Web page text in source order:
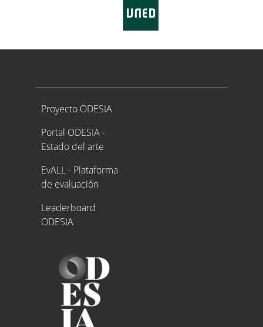
Proyecto ODESIA
Proyecto ODESIA
Portal ODESIA -
Estado del arte
EvALL - Plataforma
de evaluación
Leaderboard
ODESIA